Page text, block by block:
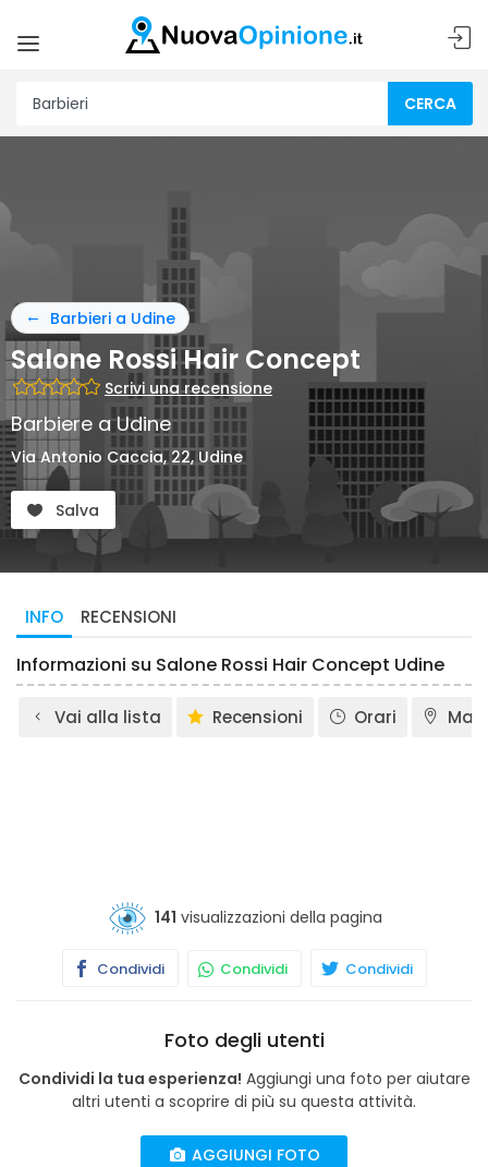
CERCA
Barbieri a Udine
Salone Rossi Hair Concept
Scrivi una recensione
Barbiere a Udine
Via Antonio Caccia, 22, Udine
Salva
INFO RECENSIONI
Informazioni su Salone Rossi Hair Concept Udine
Vai alla lista Recensioni Orari
141 visualizzazioni della pagina
Condividi Condividi Condividi
Foto degli utenti
Condividi la tua esperienza! Aggiungi una foto per aiutare
altri utenti a scoprire di più su questa attività.
AGGIUNGI FOTO